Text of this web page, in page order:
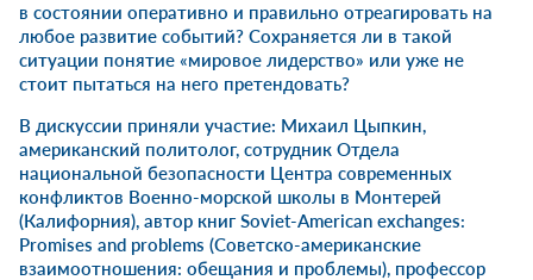
в состоянии оперативно и правильно отреагировать на
любое развитие событий? Сохраняется ли в такой
ситуации понятие «мировое лидерство» или уже не
стоит пытаться на него претендовать?
В дискуссии приняли участие: Михаил Цыпкин,
американский политолог, сотрудник Отдела
национальной безопасности Центра современных
конфликтов Военно-морской школы в Монтерей
(Калифорния), автор книг Soviet-American exchanges:
Promises and problems (Советско-американские
взаимоотношения: обещания и проблемы), профессор